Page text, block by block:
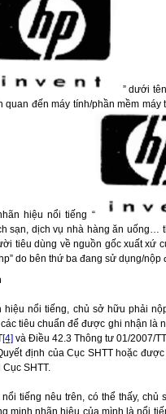
” dưới
đến máy tính/phần mềm
hiệu nổi tiếng “
sạn, dịch vụ nhà hàng ăn
tiêu dùng về nguồn gốc xuất xứ
do bên thứ ba đang sử dụng/
nổi tiếng, chủ sở hữu phải
tiêu chuẩn để được ghi nhận là
[4] và Điều 42.3 Thông tư 01/2007/
định của Cục SHTT hoặc
SHTT.
tiếng nêu trên, có thể thấy,
minh nhãn hiệu của mình là nổi